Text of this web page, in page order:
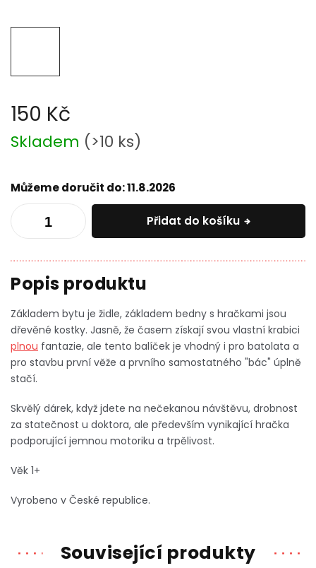
150 Kč
Měrná
cena:
Skladem (>10 ks)
Můžeme doručit do:11.8.2026
Přidat do košíku
Základem bytu je židle, základem bedny s hračkami jsou
dřevěné kostky. Jasně, že časem získají svou vlastní krabici
plnou fantazie, ale tento balíček je vhodný i pro batolata a
pro stavbu první věže a prvního samostatného "bác" úplně
stačí.
Skvělý dárek, když jdete na nečekanou návštěvu, drobnost
za statečnost u doktora, ale především vynikající hračka
podporující jemnou motoriku a trpělivost.
Věk 1+
Vyrobeno v České republice.
Související produkty